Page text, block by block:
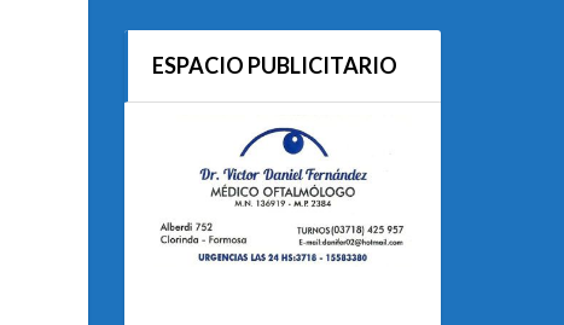
ESPACIO PUBLICITARIO